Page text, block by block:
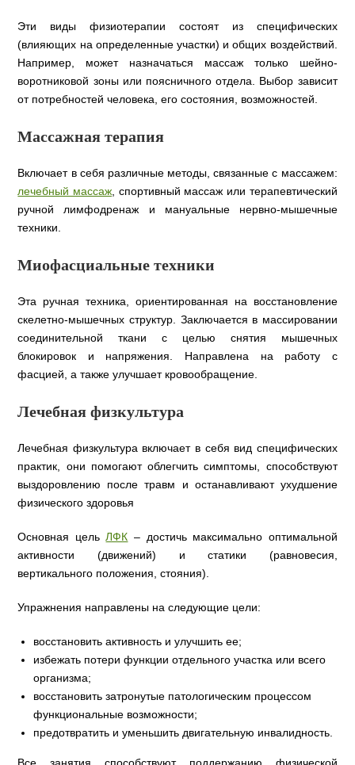
Эти виды физиотерапии состоят из специфических
(влияющих на определенные участки) и общих воздействий.
Например, может назначаться массаж только шейно-
воротниковой зоны или поясничного отдела. Выбор зависит
от потребностей человека, его состояния, возможностей.
Массажная терапия
Включает в себя различные методы, связанные с массажем:
лечебный массаж, спортивный массаж или терапевтический
ручной лимфодренаж и мануальные нервно-мышечные
техники.
Миофасциальные техники
Эта ручная техника, ориентированная на восстановление
скелетно-мышечных структур. Заключается в массировании
соединительной ткани с целью снятия мышечных
блокировок и напряжения. Направлена на работу с
фасцией, а также улучшает кровообращение.
Лечебная физкультура
Лечебная физкультура включает в себя вид специфических
практик, они помогают облегчить симптомы, способствуют
выздоровлению после травм и останавливают ухудшение
физического здоровья
Основная цельЛФК – достичь максимально оптимальной
активности (движений) и статики (равновесия,
вертикального положения, стояния).
Упражнения направлены на следующие цели:
восстановить активность и улучшить ее;
избежать потери функции отдельного участка или всего
организма;
восстановить затронутые патологическим процессом
функциональные возможности;
предотвратить и уменьшить двигательную инвалидность.